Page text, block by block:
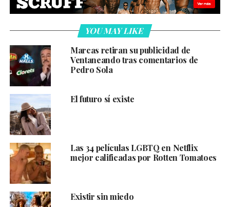
YOU MAY LIKE
Marcas retiran su publicidad de
Ventaneando tras comentarios de
Pedro Sola
El futuro sí existe
Las 34 películas LGBTQ en Netflix
mejor calificadas por Rotten Tomatoes
Existir sin miedo